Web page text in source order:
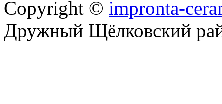
Copyright © impronta-
Дружный Щёлковский